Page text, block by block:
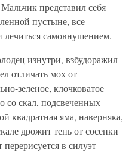
представил себя
пустыне, все
самовнушением.
изнутри, взбудоражил
отличать мох от
зеленое, клочковатое
со скал, подсвеченных
квадратная яма, наверняка,
дрожит тень от сосенки
в силуэт